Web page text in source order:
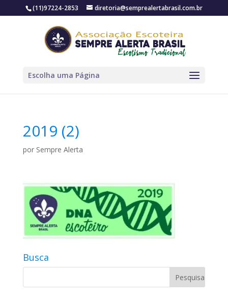
(11)97224-2853 diretoria@semprealertabrasil.com.br
Escolha uma Página
2019 (2)
por Sempre Alerta
Busca